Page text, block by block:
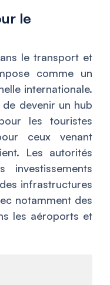
le
le transport et
comme un
internationale.
devenir un hub
les touristes
ceux venant
Les autorités
investissements
infrastructures
notamment des
les aéroports et